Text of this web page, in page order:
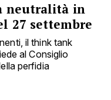
neutralità in
27 settembre
il think tank
al Consiglio
perfidia